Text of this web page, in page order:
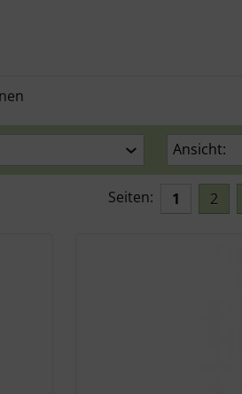
Ansicht:
Seiten: 1 2